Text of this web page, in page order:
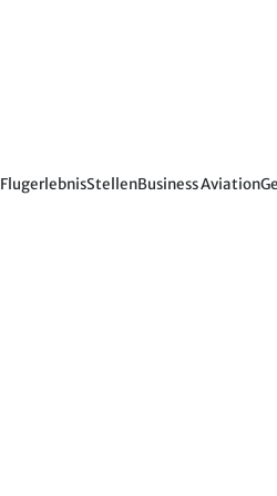
FlugerlebnisStellenBusiness Aviation